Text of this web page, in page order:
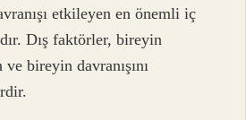
etkileyen en önemli iç
Dış faktörler, bireyin
bireyin davranışını